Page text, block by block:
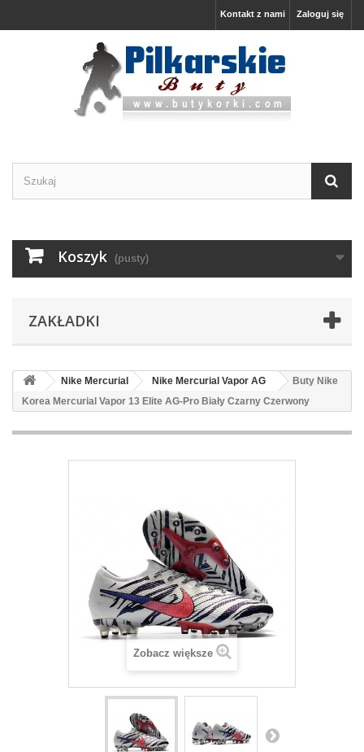
Zaloguj się
Kontakt z nami
Koszyk (pusty)
ZAKŁADKI
Nike Mercurial Nike Mercurial Vapor AG
Buty Nike
Korea Mercurial Vapor 13 Elite AG-Pro Biały Czarny Czerwony
Zobacz większe